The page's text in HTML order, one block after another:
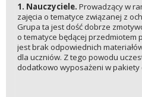
1. Nauczyciele. Prowadzący w
zajęcia o tematyce związanej z
Grupa ta jest dość dobrze
o tematyce będącej przedmiotem
jest brak odpowiednich
dla uczniów. Z tego powodu
dodatkowo wyposażeni w pakiety